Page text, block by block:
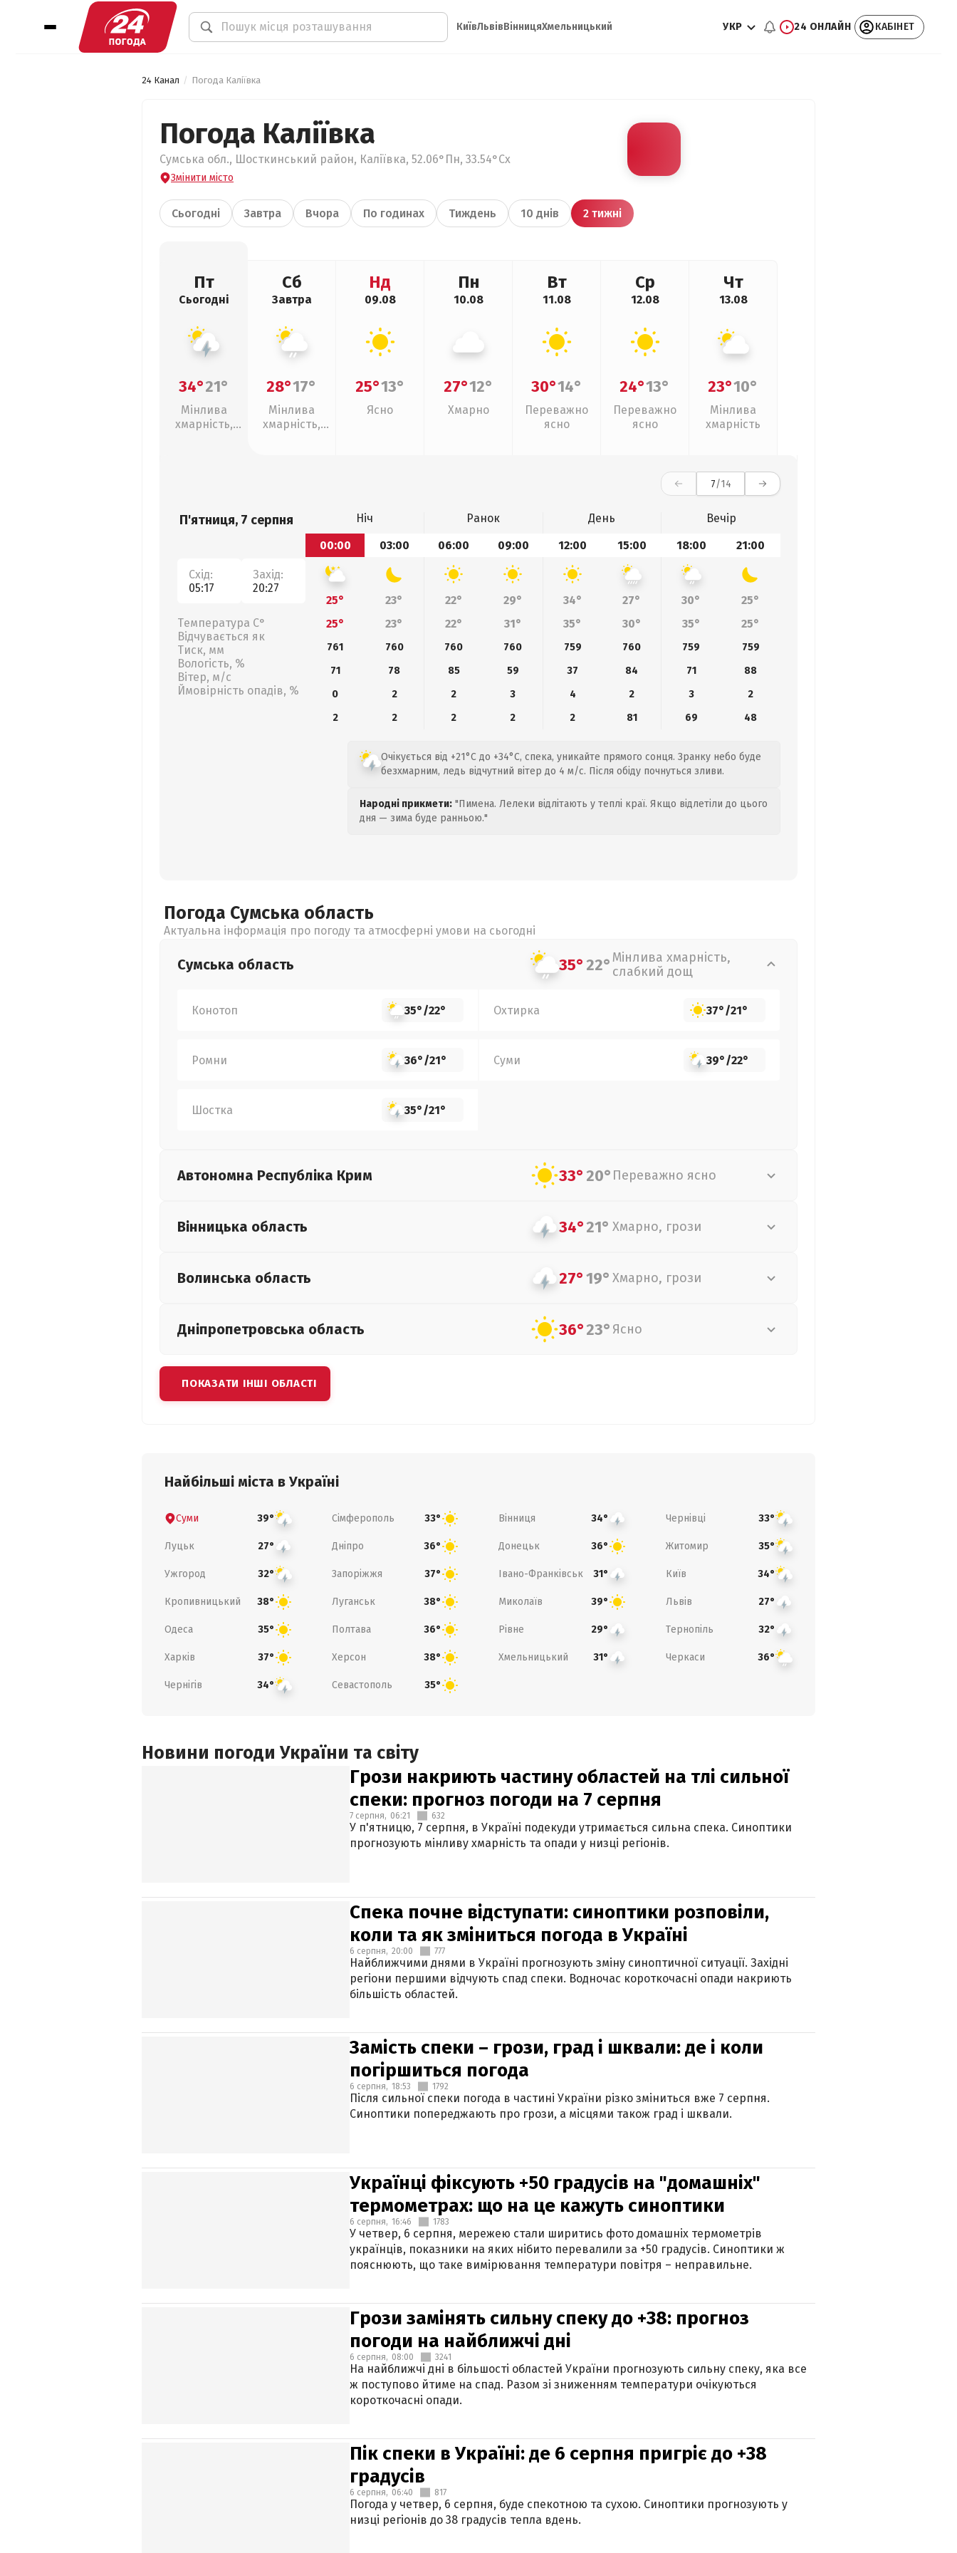
КиївЛьвівВінницяХмельницький УКР 24 ОНЛАЙН КАБІНЕТ
24 Канал Погода Каліївка
Погода Каліївка
Сумська обл., Шосткинський район, Каліївка, 52.06°Пн, 33.54°Сх
Змінити місто
Сьогодні Завтра Вчора По годинах Тиждень 10 днів 2 тижні
Пт
Сьогодні
34°21°
Мінлива
хмарність,
Сб
Завтра
28°17°
Мінлива
хмарність,
Нд
09.08
25°13°
Ясно
Пн
10.08
27°12°
Хмарно
Вт
11.08
30°14°
Переважно
ясно
Ср
12.08
24°13°
Переважно
ясно
Чт
13.08
23°10°
Мінлива
хмарність
7/14
П'ятниця, 7 серпня
Схід:
05:17
Захід:
20:27
Температура С°
Відчувається як
Тиск, мм
Вологість, %
Вітер, м/с
Ймовірність опадів, %
Ніч Ранок День
Вечір
00:00
03:00 06:00 09:00 12:00 15:00 18:00 21:00
25° 23° 22° 29° 34° 27° 30°
25°
25°
23° 22° 31° 35° 30° 35° 25°
761 760 760 760 759 760 759
759
71
78 85 59 37 84 71
88
0
2 2 3 4 2 3
2
2
2 2 2 2 81 69 48
Очікується від +21°C до +34°C, спека, уникайте прямого сонця. Зранку небо буде
безхмарним, ледь відчутний вітер до 4 м/с. Після обіду почнуться зливи.
Народні прикмети: "Пимена. Лелеки відлітають у теплі краї. Якщо відлетіли до цього
дня — зима буде ранньою."
Погода Сумська область
Актуальна інформація про погоду та атмосферні умови на сьогодні
Сумська область 35°22°Мінлива хмарність,
слабкий дощ
Конотоп 35°/22° Охтирка 37°/21°
Ромни 36°/21° Суми 39°/22°
Шостка 35°/21°
Автономна Республіка Крим 33°20° Переважно ясно
Вінницька область 34°21° Хмарно, грози
Волинська область 27°19° Хмарно, грози
Дніпропетровська область 36°23° Ясно
ПОКАЗАТИ ІНШІ ОБЛАСТІ
Найбільші міста в Україні
Суми 39° Сімферополь 33° Вінниця 34° Чернівці 33°
Луцьк 27° Дніпро 36° Донецьк 36° Житомир 35°
Ужгород 32° Запоріжжя 37° Івано-Франківськ 31° Київ 34°
Кропивницький 38° Луганськ 38° Миколаїв 39° Львів 27°
Одеса 35° Полтава 36° Рівне 29° Тернопіль 32°
Харків 37° Херсон 38° Хмельницький 31° Черкаси 36°
Чернігів 34° Севастополь 35°
Новини погоди України та світу
Грози накриють частину областей на тлі сильної
спеки: прогноз погоди на 7 серпня
7 серпня, 06:21 632
У п'ятницю, 7 серпня, в Україні подекуди утримається сильна спека. Синоптики
прогнозують мінливу хмарність та опади у низці регіонів.
Спека почне відступати: синоптики розповіли,
коли та як зміниться погода в Україні
6 серпня, 20:00 777
Найближчими днями в Україні прогнозують зміну синоптичної ситуації. Західні
регіони першими відчують спад спеки. Водночас короткочасні опади накриють
більшість областей.
Замість спеки – грози, град і шквали: де і коли
погіршиться погода
6 серпня, 18:53 1792
Після сильної спеки погода в частині України різко зміниться вже 7 серпня.
Синоптики попереджають про грози, а місцями також град і шквали.
Українці фіксують +50 градусів на "домашніх"
термометрах: що на це кажуть синоптики
6 серпня, 16:46 1783
У четвер, 6 серпня, мережею стали ширитись фото домашніх термометрів
українців, показники на яких нібито перевалили за +50 градусів. Синоптики ж
пояснюють, що таке вимірювання температури повітря – неправильне.
Грози замінять сильну спеку до +38: прогноз
погоди на найближчі дні
6 серпня, 08:00 3241
На найближчі дні в більшості областей України прогнозують сильну спеку, яка все
ж поступово йтиме на спад. Разом зі зниженням температури очікуються
короткочасні опади.
Пік спеки в Україні: де 6 серпня пригріє до +38
градусів
6 серпня, 06:40 817
Погода у четвер, 6 серпня, буде спекотною та сухою. Синоптики прогнозують у
низці регіонів до 38 градусів тепла вдень.